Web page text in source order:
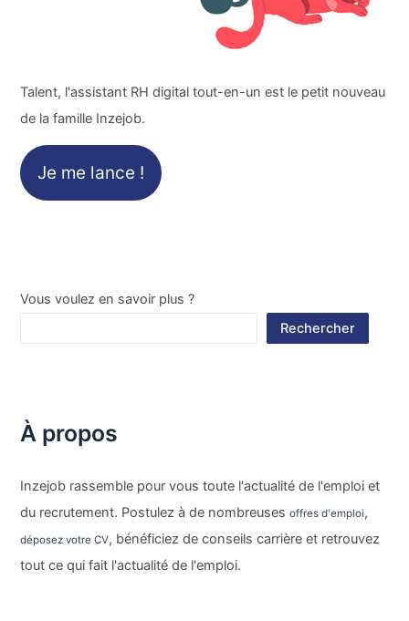
Talent, l'assistant RH digital tout-en-un est le petit nouveau
de la famille Inzejob.
Je me lance !
Vous voulez en savoir plus ?
Rechercher
À propos
Inzejob rassemble pour vous toute l'actualité de l'emploi et
du recrutement. Postulez à de nombreusesoffres d'emploi,
déposez votre CV, bénéficiez de conseils carrière et retrouvez
tout ce qui fait l'actualité de l'emploi.